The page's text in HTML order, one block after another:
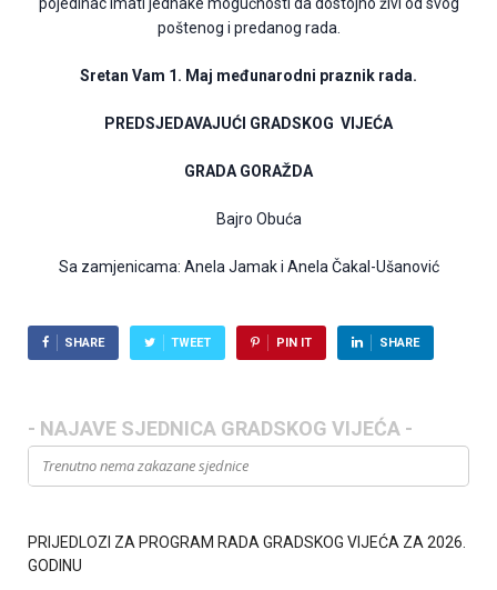
pojedinac imati jednake mogućnosti da dostojno živi od svog
poštenog i predanog rada.
Sretan Vam 1. Maj međunarodni praznik rada.
PREDSJEDAVAJUĆI GRADSKOG VIJEĆA
GRADA GORAŽDA
Bajro Obuća
Sa zamjenicama: Anela Jamak i Anela Čakal-Ušanović
SHARE TWEET PIN IT SHARE
- NAJAVE SJEDNICA GRADSKOG VIJEĆA -
Trenutno nema zakazane sjednice
PRIJEDLOZI ZA PROGRAM RADA GRADSKOG VIJEĆA ZA 2026.
GODINU